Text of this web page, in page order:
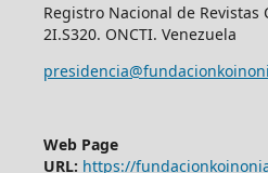
Registro Nacional de Revistas
2I.S320. ONCTI. Venezuela
Web Page
URL: https://